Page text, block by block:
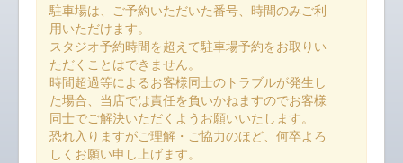
駐車場は、ご予約いただいた番号、時間のみご利
用いただけます。
スタジオ予約時間を超えて駐車場予約をお取りい
ただくことはできません。
時間超過等によるお客様同士のトラブルが発生し
た場合、当店では責任を負いかねますのでお客様
同士でご解決いただくようお願いいたします。
恐れ入りますがご理解・ご協力のほど、何卒よろ
しくお願い申し上げます。